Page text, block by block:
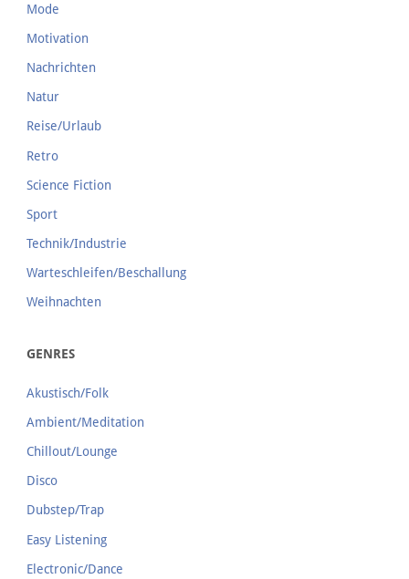
Mode
Motivation
Nachrichten
Natur
Reise/Urlaub
Retro
Science Fiction
Sport
Technik/Industrie
Warteschleifen/Beschallung
Weihnachten
GENRES
Akustisch/Folk
Ambient/Meditation
Chillout/Lounge
Disco
Dubstep/Trap
Easy Listening
Electronic/Dance